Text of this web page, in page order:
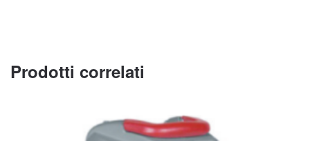
Prodotti correlati